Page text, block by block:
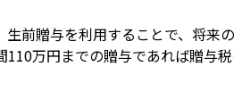
前贈与を利用することで、将来
万円までの贈与であれば贈与